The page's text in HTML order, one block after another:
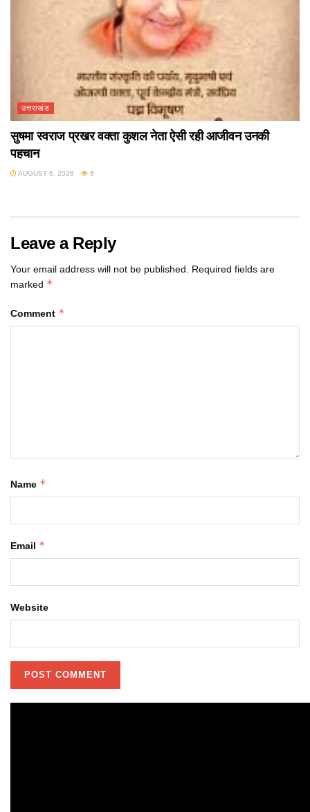
उत्तराखंड
सुषमा स्वराज प्रखर वक्ता कुशल नेता ऐसी रही आजीवन उनकी
पहचान
AUGUST 6, 2026 6
Leave a Reply
Your email address will not be published. Required fields are
marked *
Comment *
Name *
Email *
Website